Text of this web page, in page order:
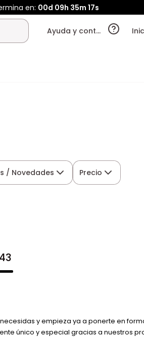
en: 00d 09h 35m 16s
Ayuda y contacto
/ Novedades Precio
y empieza ya a ponerte en
único y especial gracias a nuestros